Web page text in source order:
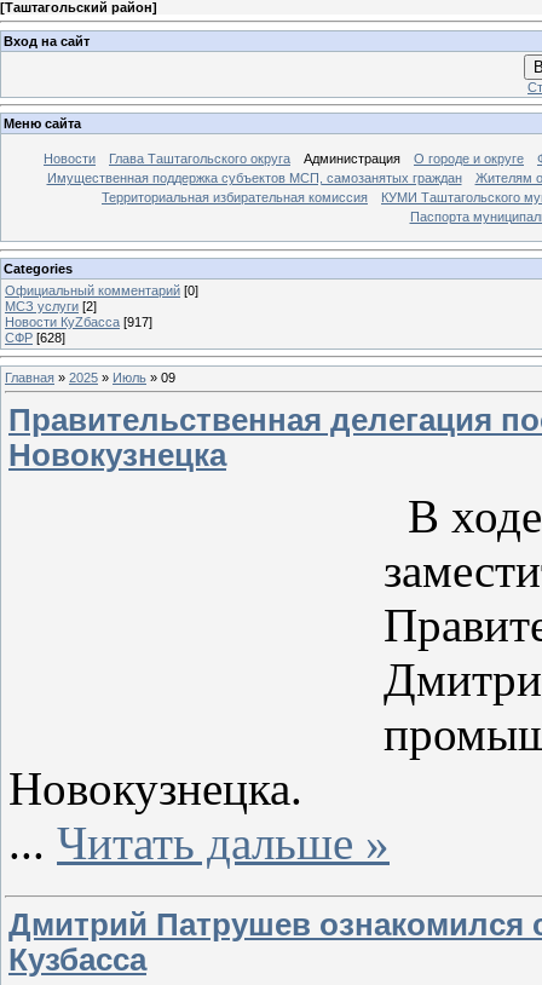
[Таштагольский район]
Вход на сайт
Меню сайта
Новости Глава Таштагольского округа Администрация О городе и округе
Имущественная поддержка субъектов МСП, самозанятых граждан
Жителям
Территориальная избирательная комиссия
КУМИ Таштагольского
Паспорта
Categories
Официальный комментарий [0]
МСЗ услуги [2]
Новости КуZбасса [917]
СФР [628]
Главная » 2025 » Июль » 09
Правительственная делегация
Новокузнецка
В
Новокузнецка.
... Читать дальше »
Дмитрий Патрушев ознакомился
Кузбасса